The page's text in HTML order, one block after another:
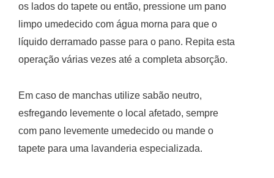
os lados do tapete ou então, pressione um pano
limpo umedecido com água morna para que o
líquido derramado passe para o pano. Repita esta
operação várias vezes até a completa absorção.
Em caso de manchas utilize sabão neutro,
esfregando levemente o local afetado, sempre
com pano levemente umedecido ou mande o
tapete para uma lavanderia especializada.